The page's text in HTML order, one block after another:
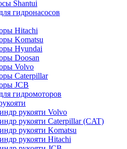
Shantui
гидронасосов
Hitachi
Komatsu
Hyundai
Doosan
Volvo
Caterpillar
JCB
гидромоторов
рукояти Volvo
рукояти Caterpillar (CAT)
рукояти Komatsu
рукояти Hitachi